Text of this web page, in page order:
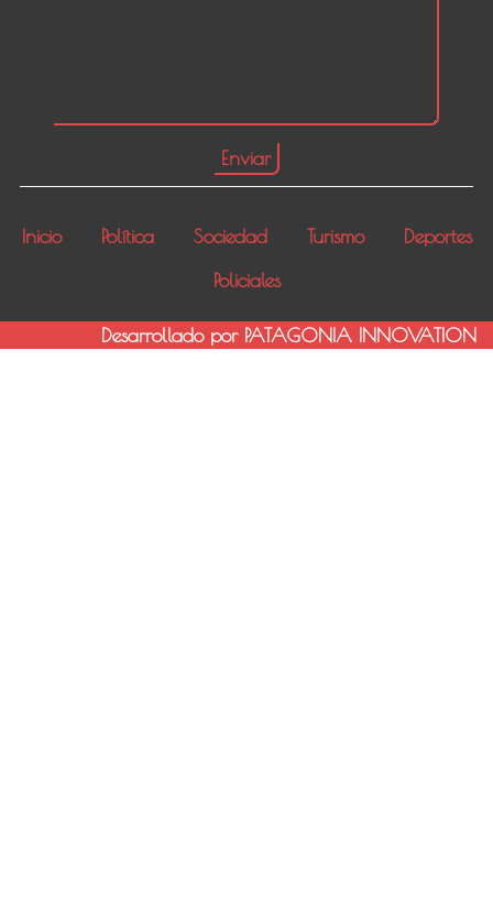
Inicio Política Sociedad Turismo
Deportes
Policiales
Desarrollado por PATAGONIA INNOVATION